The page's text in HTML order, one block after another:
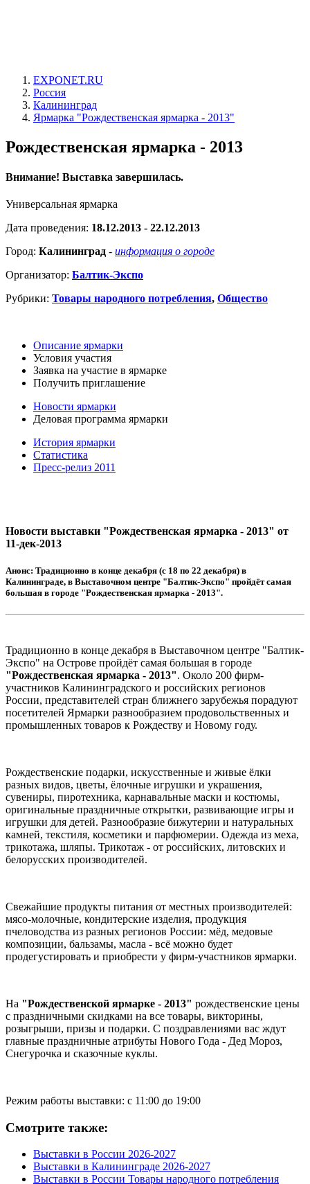
EXPONET.RU
Россия
Калининград
Ярмарка "Рождественская ярмарка - 2013"
Рождественская ярмарка - 2013
Внимание! Выставка завершилась.
Универсальная ярмарка
Дата проведения: 18.12.2013 - 22.12.2013
Город: Калининград - информация о городе
Организатор: Балтик-Экспо
Рубрики: Товары народного потребления, Общество
Описание ярмарки
Условия участия
Заявка на участие в ярмарке
Получить приглашение
Новости ярмарки
Деловая программа ярмарки
История ярмарки
Статистика
Пресс-релиз 2011
Новости выставки "Рождественская ярмарка - 2013" от
11-дек-2013
Анонс: Традиционно в конце декабря (с 18 по 22 декабря) в
Калининграде, в Выставочном центре "Балтик-Экспо" пройдёт самая
большая в городе "Рождественская ярмарка - 2013".
Традиционно в конце декабря в Выставочном центре "Балтик-
Экспо" на Острове пройдёт самая большая в городе
"Рождественская ярмарка - 2013". Около 200 фирм-
участников Калининградского и российских регионов
России, представителей стран ближнего зарубежья порадуют
посетителей Ярмарки разнообразием продовольственных и
промышленных товаров к Рождеству и Новому году.
Рождественские подарки, искусственные и живые ёлки
разных видов, цветы, ёлочные игрушки и украшения,
сувениры, пиротехника, карнавальные маски и костюмы,
оригинальные праздничные открытки, развивающие игры и
игрушки для детей. Разнообразие бижутерии и натуральных
камней, текстиля, косметики и парфюмерии. Одежда из меха,
трикотажа, шляпы. Трикотаж - от российских, литовских и
белорусских производителей.
Свежайшие продукты питания от местных производителей:
мясо-молочные, кондитерские изделия, продукция
пчеловодства из разных регионов России: мёд, медовые
композиции, бальзамы, масла - всё можно будет
продегустировать и приобрести у фирм-участников ярмарки.
На "Рождественской ярмарке - 2013" рождественские цены
с праздничными скидками на все товары, викторины,
розыгрыши, призы и подарки. С поздравлениями вас ждут
главные праздничные атрибуты Нового Года - Дед Мороз,
Снегурочка и сказочные куклы.
Режим работы выставки: с 11:00 до 19:00
Смотрите также:
Выставки в России 2026-2027
Выставки в Калининграде 2026-2027
Выставки в России Товары народного потребления